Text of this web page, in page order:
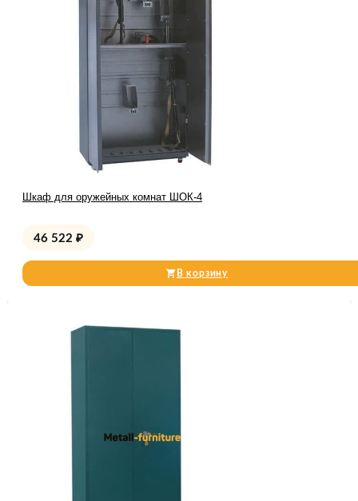
Шкаф для оружейных комнат ШОК-4
46 522 ₽
В корзину